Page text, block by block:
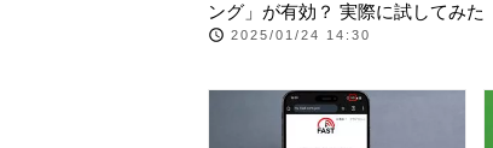
ング」が有効？ 実際に試してみた
2025/01/24 14:30